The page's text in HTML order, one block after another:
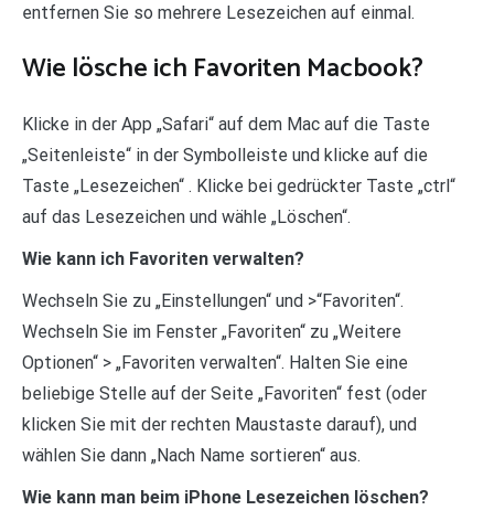
entfernen Sie so mehrere Lesezeichen auf einmal.
Wie lösche ich Favoriten Macbook?
Klicke in der App „Safari“ auf dem Mac auf die Taste
„Seitenleiste“ in der Symbolleiste und klicke auf die
Taste „Lesezeichen“ . Klicke bei gedrückter Taste „ctrl“
auf das Lesezeichen und wähle „Löschen“.
Wie kann ich Favoriten verwalten?
Wechseln Sie zu „Einstellungen“ und >“Favoriten“.
Wechseln Sie im Fenster „Favoriten“ zu „Weitere
Optionen“ > „Favoriten verwalten“. Halten Sie eine
beliebige Stelle auf der Seite „Favoriten“ fest (oder
klicken Sie mit der rechten Maustaste darauf), und
wählen Sie dann „Nach Name sortieren“ aus.
Wie kann man beim iPhone Lesezeichen löschen?